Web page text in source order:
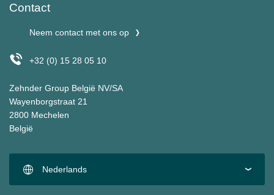
Contact
Neem contact met ons op
+32 (0) 15 28 05 10
Zehnder Group België NV/SA
Wayenborgstraat 21
2800 Mechelen
België
Nederlands